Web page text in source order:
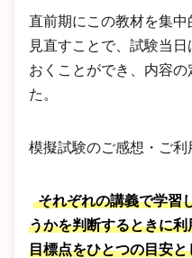
直前期にこの教材を集
見直すことで、試験当
おくことができ、内容
た。
模擬試験のご感想・ご利
それぞれの講義で学習
うかを判断するときに
目標点をひとつの目安